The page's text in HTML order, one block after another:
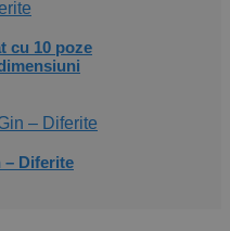
cu 10 poze
– Diferite